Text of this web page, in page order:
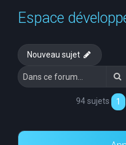
Espace
Nouveau sujet
94 sujets 1